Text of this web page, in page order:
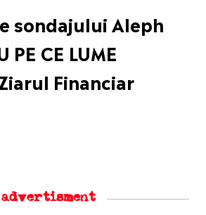
sondajului Aleph
PE CE LUME
Financiar
advertisment